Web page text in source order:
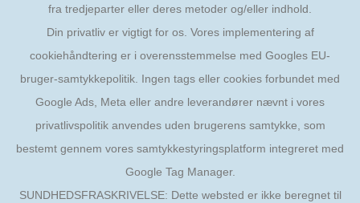
fra tredjeparter eller deres metoder og/eller indhold.
Din privatliv er vigtigt for os. Vores implementering af
cookiehåndtering er i overensstemmelse med Googles EU-
bruger-samtykkepolitik. Ingen tags eller cookies forbundet med
Google Ads, Meta eller andre leverandører nævnt i vores
privatlivspolitik anvendes uden brugerens samtykke, som
bestemt gennem vores samtykkestyringsplatform integreret med
Google Tag Manager.
SUNDHEDSFRASKRIVELSE: Dette websted er ikke beregnet til